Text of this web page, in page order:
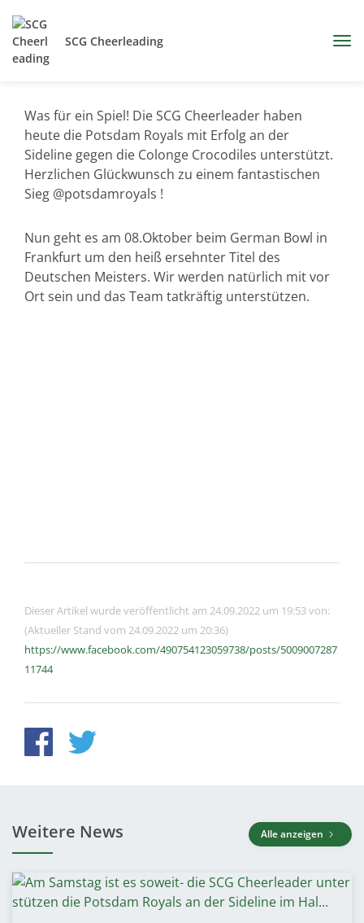
SCG Cheerleading
Was für ein Spiel! Die SCG Cheerleader haben
heute die Potsdam Royals mit Erfolg an der
Sideline gegen die Colonge Crocodiles unterstützt.
Herzlichen Glückwunsch zu einem fantastischen
Sieg @potsdamroyals !
Nun geht es am 08.Oktober beim German Bowl in
Frankfurt um den heiß ersehnter Titel des
Deutschen Meisters. Wir werden natürlich mit vor
Ort sein und das Team tatkräftig unterstützen.
Dieser Artikel wurde veröffentlicht am 24.09.2022 um 19:53 von:
(Aktueller Stand vom 24.09.2022 um 20:36)
https://www.facebook.com/490754123059738/posts/5009007287
11744
Weitere News Alle anzeigen